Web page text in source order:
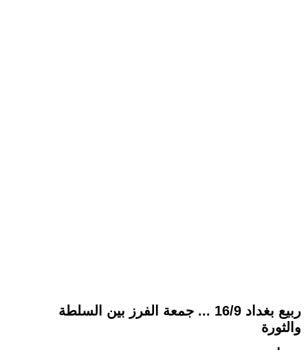
ربيع بغداد 16/9 ... جمعة الفرز بين السلطة
والثورة